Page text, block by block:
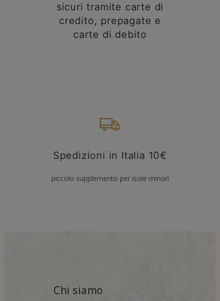
sicuri tramite carte di
credito, prepagate e
carte di debito
Spedizioni in Italia 10€
piccolo supplemento per isole minori
Chi siamo